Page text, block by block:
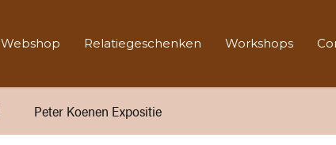
Webshop Relatiegeschenken Workshops
Peter Koenen Expositie